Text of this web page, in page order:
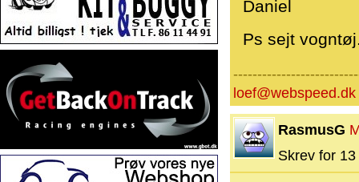
Daniel
Ps sejt
loef@webspeed.dk
RasmusG
Skrev for